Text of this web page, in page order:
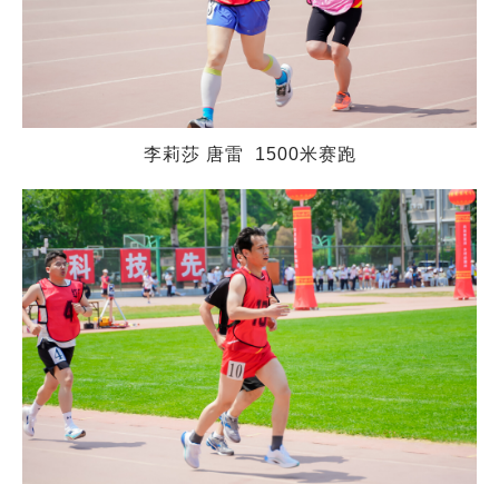
李莉莎 唐雷 1500米赛跑